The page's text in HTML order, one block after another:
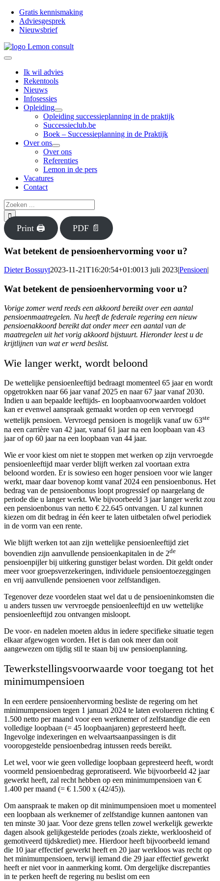
Ga
naar
inhoud
Gratis kennismaking
Adviesgesprek
Nieuwsbrief
Toggle
NavigationIk wil advies
Rekentools
Nieuws
Infosessies
Opleiding
Opleiding successieplanning in de praktijk
Successieclub.be
Boek – Successieplanning in de Praktijk
Over ons
Over ons
Referenties
Lemon in de pers
Vacatures
Contact
Zoeken
naar:
Print 🖨 PDF 📄
Wat betekent de pensioenhervorming voor u?
Dieter Bossuyt2023-11-21T16:20:54+01:0013 juli 2023|Pensioen|
Wat betekent de pensioenhervorming voor u?
Vorige zomer werd reeds een akkoord bereikt over een aantal
pensioenmaatregelen. Nu heeft de federale regering een nieuw
pensioenakkoord bereikt dat onder meer een aantal van de
maatregelen uit het vorig akkoord bijstuurt. Hieronder leest u de
krijtlijnen van wat er werd beslist.
Wie langer werkt, wordt beloond
De wettelijke pensioenleeftijd bedraagt momenteel 65 jaar en wordt
opgetrokken naar 66 jaar vanaf 2025 en naar 67 jaar vanaf 2030.
Indien u aan bepaalde leeftijds- en loopbaanvoorwaarden voldoet
kan er evenwel aanspraak gemaakt worden op een vervroegd
wettelijk pensioen. Vervroegd pensioen is mogelijk vanaf uw 63ste
na een carrière van 42 jaar, vanaf 61 jaar na een loopbaan van 43
jaar of op 60 jaar na een loopbaan van 44 jaar.
Wie er voor kiest om niet te stoppen met werken op zijn vervroegde
pensioenleeftijd maar verder blijft werken zal voortaan extra
beloond worden. Er is sowieso een hoger pensioen voor wie langer
werkt, maar daar bovenop komt vanaf 2024 een pensioenbonus. Het
bedrag van de pensioenbonus loopt progressief op naargelang de
periode die u langer werkt. Wie bijvoorbeeld 3 jaar langer werkt zou
een pensioenbonus van netto € 22.645 ontvangen. U zal kunnen
kiezen om dit bedrag in één keer te laten uitbetalen ofwel periodiek
in de vorm van een rente.
Wie blijft werken tot aan zijn wettelijke pensioenleeftijd ziet
bovendien zijn aanvullende pensioenkapitalen in de 2de
pensioenpijler bij uitkering gunstiger belast worden. Dit geldt onder
meer voor groepsverzekeringen, individuele pensioentoezeggingen
en vrij aanvullende pensioenen voor zelfstandigen.
Tegenover deze voordelen staat wel dat u de pensioeninkomsten die
u anders tussen uw vervroegde pensioenleeftijd en uw wettelijke
pensioenleeftijd zou ontvangen misloopt.
De voor- en nadelen moeten aldus in iedere specifieke situatie tegen
elkaar afgewogen worden. Het is dan ook meer dan ooit
aangewezen om tijdig stil te staan bij uw pensioenplanning.
Tewerkstellingsvoorwaarde voor toegang tot het
minimumpensioen
In een eerdere pensioenhervorming besliste de regering om het
minimumpensioen tegen 1 januari 2024 te laten evolueren richting €
1.500 netto per maand voor een werknemer of zelfstandige die een
volledige loopbaan (= 45 loopbaanjaren) gepresteerd heeft.
Ingevolge indexeringen en welvaartsaanpassingen is dit
vooropgestelde pensioenbedrag intussen reeds bereikt.
Let wel, voor wie geen volledige loopbaan gepresteerd heeft, wordt
voormeld pensioenbedrag geproratiseerd. Wie bijvoorbeeld 42 jaar
gewerkt heeft, zal recht hebben op een minimumpensioen van €
1.400 per maand (= € 1.500 x (42/45)).
Om aanspraak te maken op dit minimumpensioen moet u momenteel
een loopbaan als werknemer of zelfstandige kunnen aantonen van
ten minste 30 jaar. Voor deze grens tellen zowel werkelijk gewerkte
dagen alsook gelijkgestelde periodes (zoals ziekte, werkloosheid of
gemotiveerd tijdskrediet) mee. Hierdoor heeft bijvoorbeeld iemand
die 10 jaar effectief gewerkt heeft en 20 jaar werkloos was recht op
het minimumpensioen, terwijl iemand die 29 jaar effectief gewerkt
heeft er niet voor in aanmerking komt. Om dergelijke discrepanties
in te perken heeft de regering nu beslist om een